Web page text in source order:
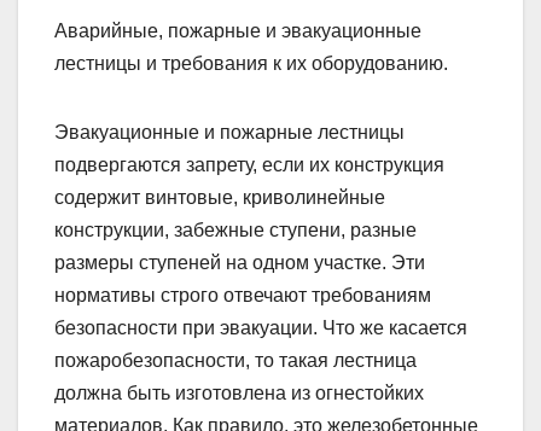
Аварийные, пожарные и эвакуационные
лестницы и требования к их оборудованию.
Эвакуационные и пожарные лестницы
подвергаются запрету, если их конструкция
содержит винтовые, криволинейные
конструкции, забежные ступени, разные
размеры ступеней на одном участке. Эти
нормативы строго отвечают требованиям
безопасности при эвакуации. Что же касается
пожаробезопасности, то такая лестница
должна быть изготовлена из огнестойких
материалов. Как правило, это железобетонные